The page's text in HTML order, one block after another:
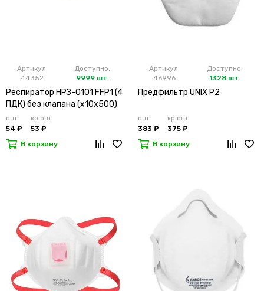
Артикул:
44352
Доступно:
9999 шт.
Респиратор НРЗ-0101 FFP1 (4
ПДК) без клапана (х10х500)
опт
54 ₽
кр.опт
53 ₽
В корзину
Артикул:
46996
Доступно:
1328 шт.
Предфильтр UNIX P2
опт
383 ₽
кр.опт
375 ₽
В корзину